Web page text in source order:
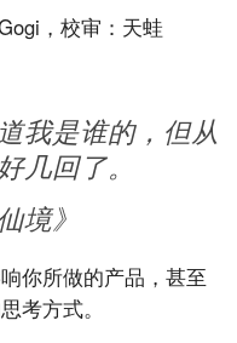
，校审：天蛙
我是谁的，但从
几回了。
境》
你所做的产品，甚至
考方式。